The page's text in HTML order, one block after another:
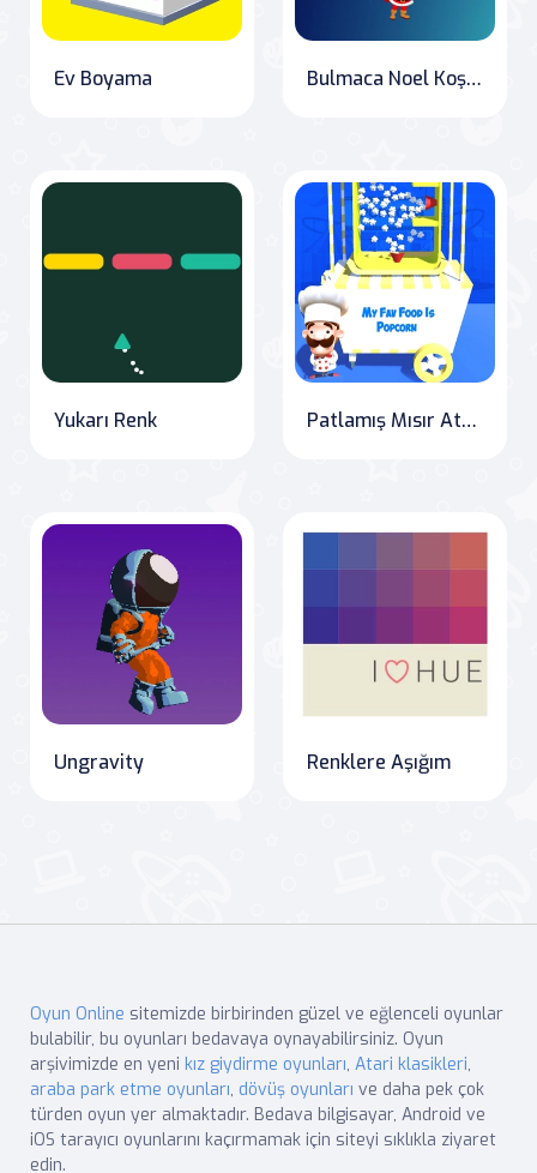
Ev Boyama Bulmaca Noel Koşusu
Yukarı Renk Patlamış Mısır Ateşi
Ungravity Renklere Aşığım
Oyun Online sitemizde birbirinden güzel ve eğlenceli oyunlar
bulabilir, bu oyunları bedavaya oynayabilirsiniz. Oyun
arşivimizde en yeni kız giydirme oyunları, Atari klasikleri,
araba park etme oyunları, dövüş oyunları ve daha pek çok
türden oyun yer almaktadır. Bedava bilgisayar, Android ve
iOS tarayıcı oyunlarını kaçırmamak için siteyi sıklıkla ziyaret
edin.